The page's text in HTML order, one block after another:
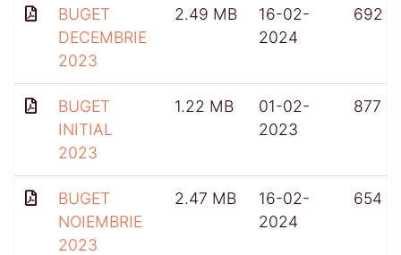
BUGET
DECEMBRIE
2023
2.49 MB
16-02-
2024
692
BUGET
INITIAL
2023
1.22 MB
01-02-
2023
877
BUGET
NOIEMBRIE
2023
2.47 MB
16-02-
2024
654